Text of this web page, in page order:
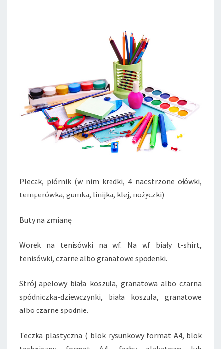
Plecak, piórnik (w nim kredki, 4 naostrzone ołówki,
temperówka, gumka, linijka, klej, nożyczki)
Buty na zmianę
Worek na tenisówki na wf. Na wf biały t-shirt,
tenisówki, czarne albo granatowe spodenki.
Strój apelowy biała koszula, granatowa albo czarna
spódniczka-dziewczynki, biała koszula, granatowe
albo czarne spodnie.
Teczka plastyczna ( blok rysunkowy format A4, blok